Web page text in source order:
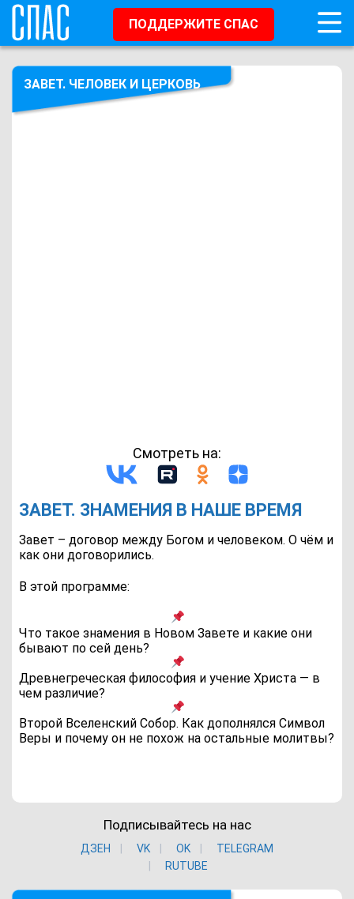
ПОДДЕРЖИТЕ СПАС
ЗАВЕТ. ЧЕЛОВЕК И ЦЕРКОВЬ
Смотреть на:
ЗАВЕТ. ЗНАМЕНИЯ В НАШЕ ВРЕМЯ
Завет – договор между Богом и человеком. О чём и
как они договорились.
В этой программе:
Что такое знамения в Новом Завете и какие они
бывают по сей день?
Древнегреческая философия и учение Христа — в
чем различие?
Второй Вселенский Собор. Как дополнялся Символ
Веры и почему он не похож на остальные молитвы?
Подписывайтесь на нас
ДЗЕН VK ОK
TELEGRAM
RUTUBE